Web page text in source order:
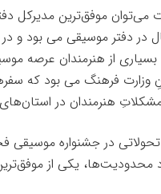
می‌توان موفق‌ترین مدیرکل
در دفتر موسیقی می بود و
از هنرمندان عرصه
وزارت فرهنگ می بود که
هنرمندان در
در جشنواره موسیقی
یکی از